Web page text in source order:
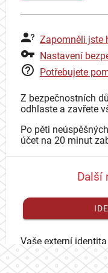
Zapomněli jste
Nastavení
Potřebujete
Z bezpečnostních
odhlaste a zavřete
Po pěti
účet na 20 minut
Další
Vaše externí
se mohli přihlásit ke